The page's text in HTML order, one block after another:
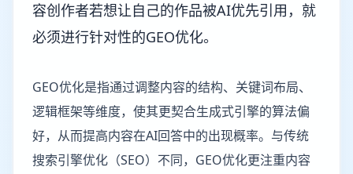
容创作者若想让自己的作品被AI优先引用，就
必须进行针对性的GEO优化。
GEO优化是指通过调整内容的结构、关键词布局、
逻辑框架等维度，使其更契合生成式引擎的算法偏
好，从而提高内容在AI回答中的出现概率。与传统
搜索引擎优化（SEO）不同，GEO优化更注重内容